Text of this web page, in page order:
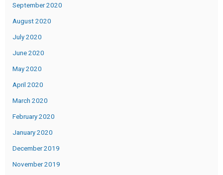
September 2020
August 2020
July 2020
June 2020
May 2020
April 2020
March 2020
February 2020
January 2020
December 2019
November 2019